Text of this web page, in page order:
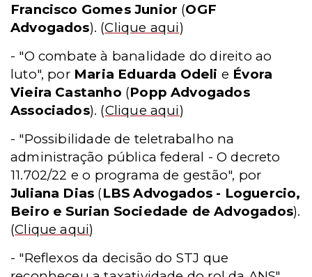
Francisco Gomes Junior (OGF
Advogados). (Clique aqui)
- "O combate à banalidade do direito ao
luto", por Maria Eduarda Odeli e Évora
Vieira Castanho (Popp Advogados
Associados). (Clique aqui)
- "Possibilidade de teletrabalho na
administração pública federal - O decreto
11.702/22 e o programa de gestão", por
Juliana Dias (LBS Advogados - Loguercio,
Beiro e Surian Sociedade de Advogados).
(Clique aqui)
- "Reflexos da decisão do STJ que